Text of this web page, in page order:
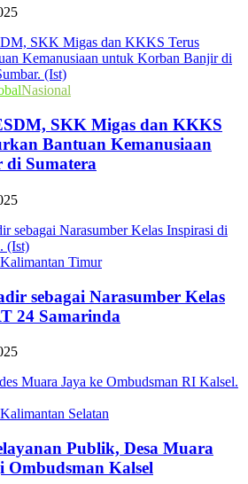
Nasional
SKK Migas dan KKKS
Bantuan Kemanusiaan
Sumatera
Kalimantan Timur
sebagai Narasumber Kelas
24 Samarinda
Kalimantan Selatan
Publik, Desa Muara
Kalsel